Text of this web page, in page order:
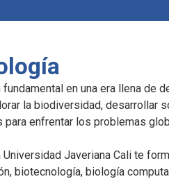
en una era llena de
la biodiversidad, desarrollar
enfrentar los problemas
Javeriana Cali te
biotecnología, biología